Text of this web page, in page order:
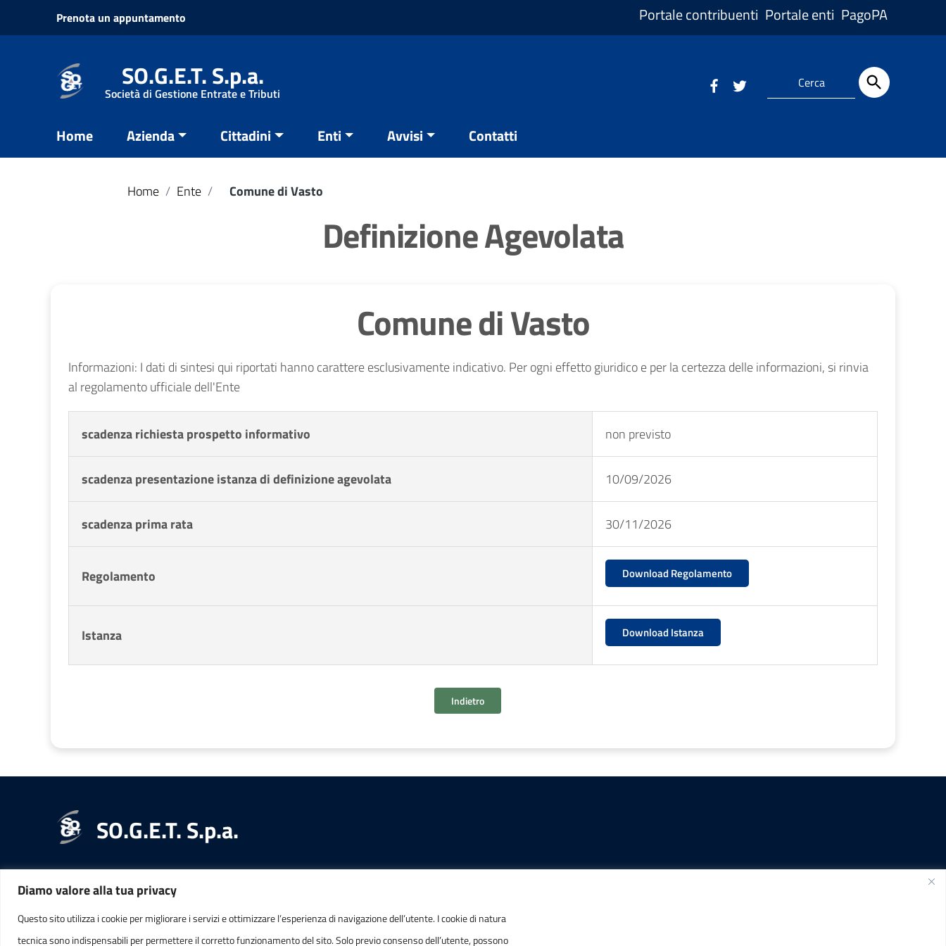
Diamo valore alla tua privacy
Questo sito utilizza i cookie per migliorare i servizi e ottimizzare l’esperienza di navigazione dell’utente. I cookie di natura
tecnica sono indispensabili per permettere il corretto funzionamento del sito. Solo previo consenso dell’utente, possono
Vai ai contenuti
Vai al menu di navigazione
Prenota un appuntamento Portale contribuenti Portale enti PagoPA
SO.G.E.T. S.p.a.
Società di Gestione Entrate e Tributi
Home Azienda Cittadini Enti Avvisi Contatti
Home / Ente / Comune di Vasto
Definizione Agevolata
Comune di Vasto
Informazioni: I dati di sintesi qui riportati hanno carattere esclusivamente indicativo. Per ogni effetto giuridico e per la certezza delle informazioni, si rinvia
al regolamento ufficiale dell'Ente
scadenza richiesta prospetto informativo non previsto
scadenza presentazione istanza di definizione agevolata 10/09/2026
scadenza prima rata 30/11/2026
Regolamento Download Regolamento
Istanza Download Istanza
Indietro
SO.G.E.T. S.p.a.